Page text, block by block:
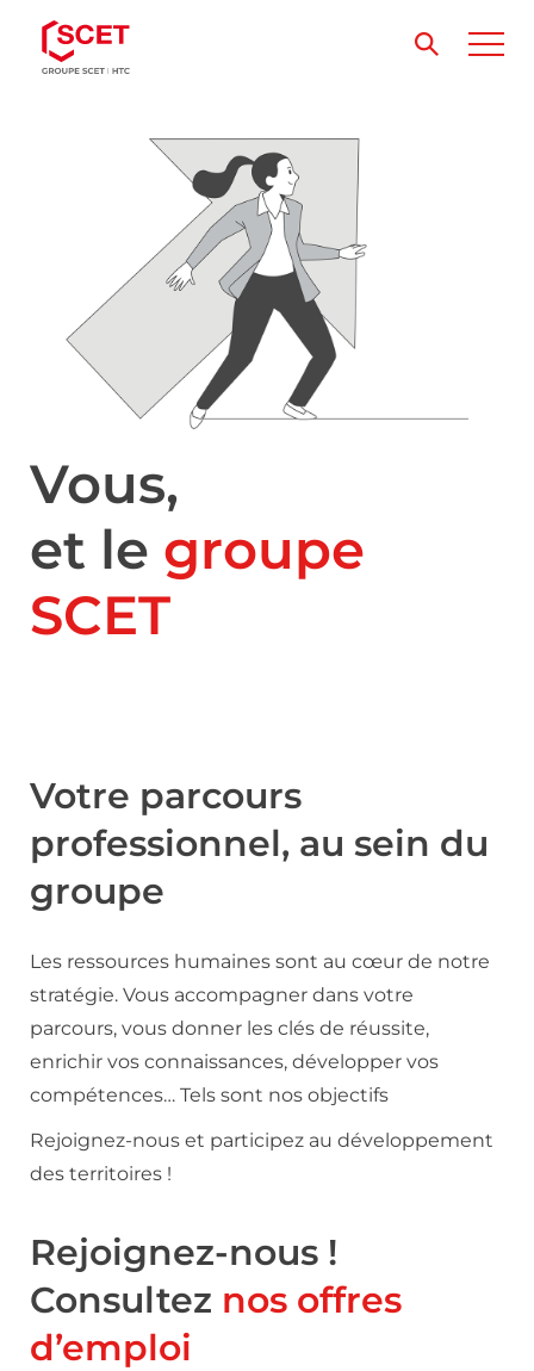
Vous,
et le groupe
SCET
Votre parcours
professionnel, au sein du
groupe
Les ressources humaines sont au cœur de notre
stratégie. Vous accompagner dans votre
parcours, vous donner les clés de réussite,
enrichir vos connaissances, développer vos
compétences… Tels sont nos objectifs
Rejoignez-nous et participez au développement
des territoires !
Rejoignez-nous !
Consultez nos offres
d’emploi